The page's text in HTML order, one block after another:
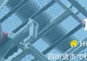
四街道市で